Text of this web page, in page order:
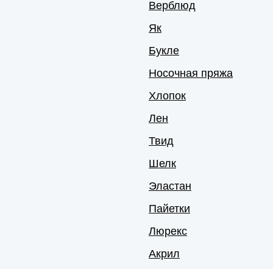
Верблюд
Як
Букле
Носочная пряжа
Хлопок
Лен
Твид
Шелк
Эластан
Пайетки
Люрекс
Акрил